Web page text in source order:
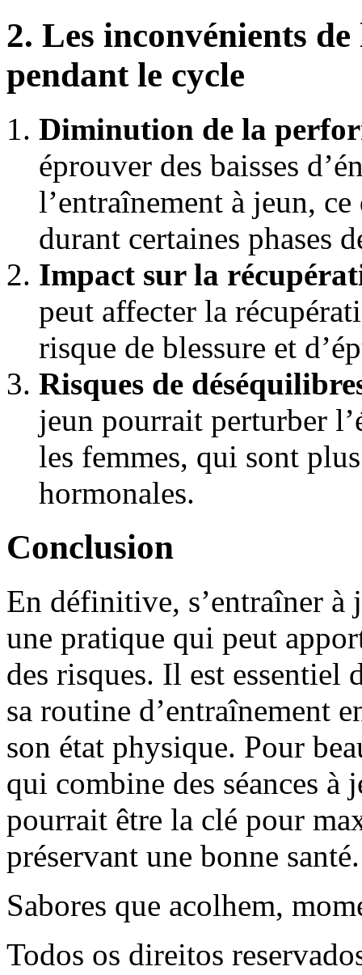
2. Les inconvénients
pendant le cycle
Diminution de la
éprouver des baisses
l’entraînement à jeun,
durant certaines phases
Impact sur la
peut affecter la
risque de blessure et
Risques de
jeun pourrait perturber
les femmes, qui sont
hormonales.
Conclusion
En définitive, s’entraîner à
une pratique qui peut
des risques. Il est essentiel
sa routine d’entraînement
son état physique. Pour
qui combine des séances à
pourrait être la clé pour
préservant une bonne santé.
Sabores que acolhem,
Todos os direitos